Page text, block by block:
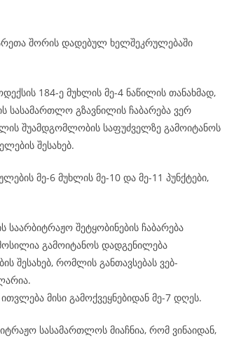
შორის დადებულ ხელშეკრულებაში
184-ე მუხლის მე-4 ნაწილის თანახმად,
სასამართლო გზავნილის ჩაბარება ვერ
შუამდგომლობის საფუძველზე გამოიტანოს
შესახებ.
მე-6 მუხლის მე-10 და მე-11 პუნქტები,
შეტყობინების ჩაბარება
გამოიტანოს დადგენილება
შესახებ, რომლის განთავსებას ვებ-
მისი გამოქვეყნებიდან მე-7 დღეს.
სასამართლოს მიაჩნია, რომ ვინაიდან,